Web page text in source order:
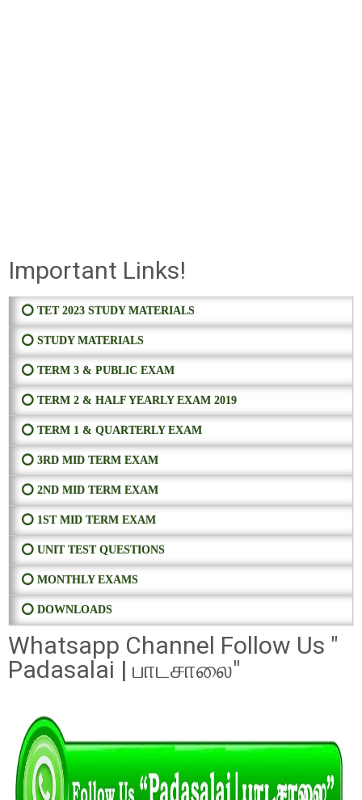
Important Links!
⭕ TET 2023 STUDY MATERIALS
⭕ STUDY MATERIALS
⭕ TERM 3 & PUBLIC EXAM
⭕ TERM 2 & HALF YEARLY EXAM 2019
⭕ TERM 1 & QUARTERLY EXAM
⭕ 3RD MID TERM EXAM
⭕ 2ND MID TERM EXAM
⭕ 1ST MID TERM EXAM
⭕ UNIT TEST QUESTIONS
⭕ MONTHLY EXAMS
⭕ DOWNLOADS
Whatsapp Channel Follow Us "
Padasalai | பாடசாலை"